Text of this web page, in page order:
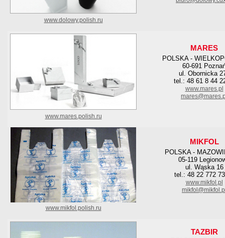
www.dolowy.polish.ru
MARES
POLSKA -
60-691
ul. Obornicka
tel.: 48 61 8 44
www.mares.pl
www.mares.polish.ru
MIKFOL
POLSKA -
05-119
ul. Wąska 16
tel.: 48 22 772
www.mikfol.pl
www.mikfol.polish.ru
TAZBIR